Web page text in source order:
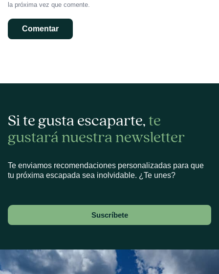
la próxima vez que comente.
Si te gusta escaparte,te
gustará nuestra newsletter
Te enviamos recomendaciones personalizadas para que
tu próxima escapada sea inolvidable. ¿Te unes?
Suscríbete